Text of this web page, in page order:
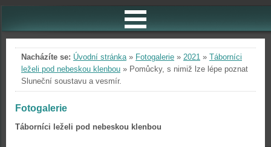
Nacházíte se: Úvodní stránka» Fotogalerie » 2021 » Táborníci
leželi pod nebeskou klenbou » Pomůcky, s nimiž lze lépe poznat
Sluneční soustavu a vesmír.
Fotogalerie
Táborníci leželi pod nebeskou klenbou